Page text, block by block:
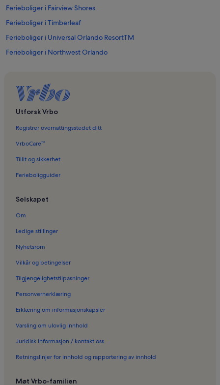
Ferieboliger i Fairview Shores
Ferieboliger i Timberleaf
Ferieboliger i Universal Orlando ResortTM
Ferieboliger i Northwest Orlando
Ferieboliger i Storey Lake Resort
Ferieboliger i Lake Buena Vista Resort
Ferieboliger i Curry Ford East Shopping Center
Ferieboliger i Winnie Palmer kvinne- og babysykehus
Ferieboliger i Orlando
Ferieboliger i Hoffner Plaza Shopping Center
Ferieboliger i Camping World Stadium
Ferieboliger i Sheraton Vistana Villages Resort Villas
Ferieboliger i Bob Carr senter for utøvende kunst
Ferieboliger i Orlando vitenskapssenter
Ferieboliger i Belle Isle
Ferieboliger i Regal Wekiva Riverwalk
Ferieboliger i Dover Shores West
Ferieboliger i Village Plaza Shopping Center
Utforsk Vrbo
Registrer overnattingsstedet ditt
VrboCare™
Tillit og sikkerhet
Ferieboligguider
Selskapet
Om
Ledige stillinger
Nyhetsrom
Vilkår og betingelser
Tilgjengelighetstilpasninger
Personvernerklæring
Erklæring om informasjonskapsler
Varsling om ulovlig innhold
Juridisk informasjon / kontakt oss
Retningslinjer for innhold og rapportering av innhold
Møt Vrbo-familien